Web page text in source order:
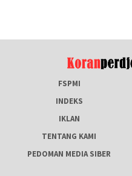
FSPMI
INDEKS
IKLAN
TENTANG KAMI
PEDOMAN MEDIA SIBER